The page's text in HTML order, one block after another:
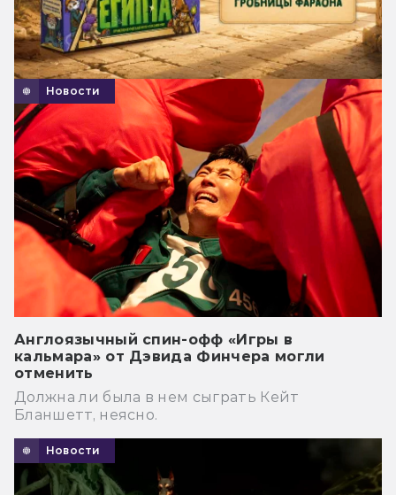
Новости
Англоязычный спин-офф «Игры в
кальмара» от Дэвида Финчера могли
отменить
Должна ли была в нем сыграть Кейт
Бланшетт, неясно.
Новости